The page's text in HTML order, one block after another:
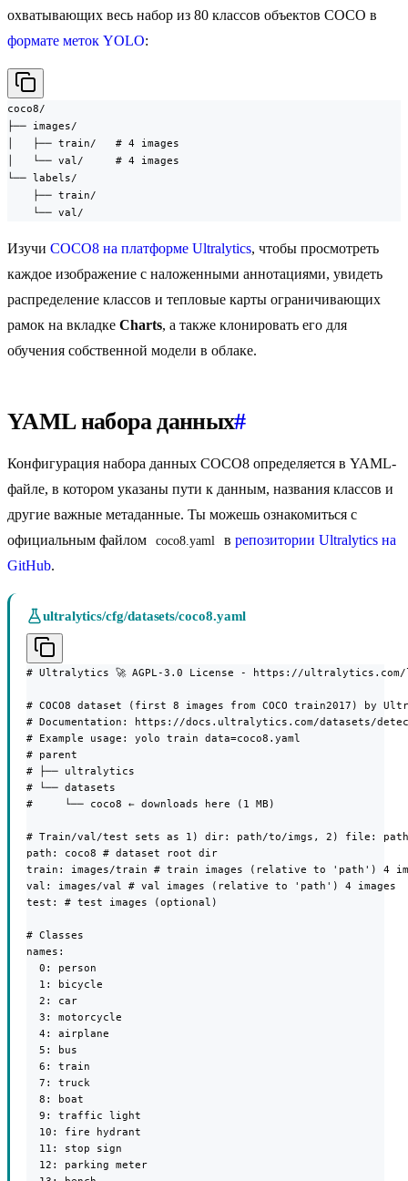
охватывающих весь набор из 80 классов объектов COCO в
формате меток YOLO:
coco8/
├── images/
│   ├── train/   # 4 images
│   └── val/     # 4 images
└── labels/
    ├── train/
    └── val/
Изучи COCO8 на платформе Ultralytics, чтобы просмотреть
каждое изображение с наложенными аннотациями, увидеть
распределение классов и тепловые карты ограничивающих
рамок на вкладке Charts, а также клонировать его для
обучения собственной модели в облаке.
YAML набора данных#
Конфигурация набора данных COCO8 определяется в YAML-
файле, в котором указаны пути к данным, названия классов и
другие важные метаданные. Ты можешь ознакомиться с
официальным файлом
coco8.yaml в репозитории Ultralytics на
GitHub.
ultralytics/cfg/datasets/coco8.yaml
# Ultralytics 🚀 AGPL-3.0 License - https://ultralytics.com/
# COCO8 dataset (first 8 images from COCO train2017) by
# Documentation: https://docs.ultralytics.com/datasets/
# Example usage: yolo train data=coco8.yaml
# parent
# ├── ultralytics
# └── datasets
#     └── coco8 ← downloads here (1 MB)
# Train/val/test sets as 1) dir: path/to/imgs, 2) file:
path: coco8 # dataset root dir
train: images/train # train images (relative to 'path') 4
val: images/val # val images (relative to 'path') 4 images
test: # test images (optional)
# Classes
names:
  0: person
  1: bicycle
  2: car
  3: motorcycle
  4: airplane
  5: bus
  6: train
  7: truck
  8: boat
  9: traffic light
  10: fire hydrant
  11: stop sign
  12: parking meter